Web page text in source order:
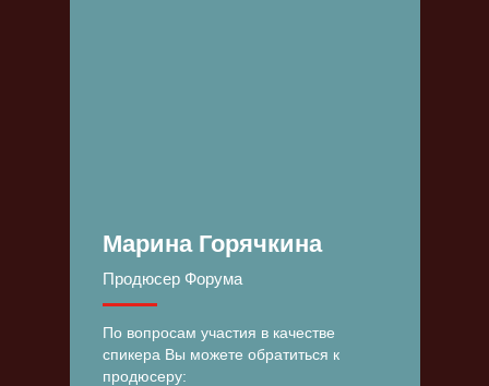
Продюсер Форума
Марина Горячкина
По вопросам участия в качестве
спикера Вы можете обратиться к
продюсеру: